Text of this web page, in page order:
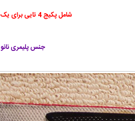
شامل پکیج 4 تایی برای یک عدد فرش
جنس پلیمری نانو